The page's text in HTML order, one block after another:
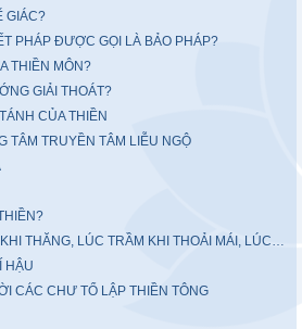
GIÁC?
PHÁP ĐƯỢC GỌI LÀ BẢO PHÁP?
THIỀN MÔN?
GIẢI THOÁT?
CỦA THIỀN
TÂM TRUYỀN TÂM LIỄU NGỘ
15. TẠI SAO TỌA THIỀN KHI THĂNG, LÚC TRẦM KHI THOẢI MÁI, LÚC UỂ OẢI?
HẬU
CÁC CHƯ TỔ LẬP THIỀN TÔNG